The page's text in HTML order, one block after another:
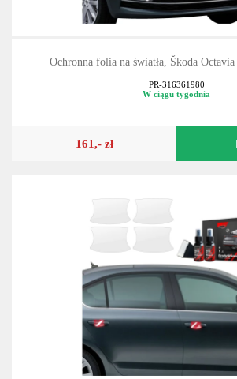
Ochronna folia na światła, Škoda
PR-316361980
W ciągu tygodnia
161,- zł